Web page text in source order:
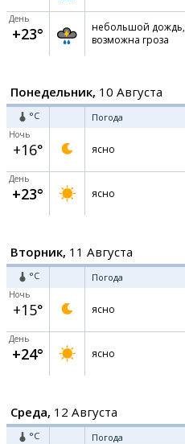
День
+23°
небольшой дождь,
возможна гроза
Понедельник, 10 Августа
°C Погода
Ночь
+16° ясно
День
+23° ясно
Вторник, 11 Августа
°C Погода
Ночь
+15° ясно
День
+24° ясно
Среда, 12 Августа
°C Погода